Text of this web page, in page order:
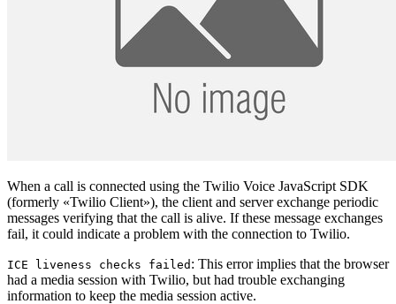
When a call is connected using the Twilio Voice JavaScript SDK
(formerly «Twilio Client»), the client and server exchange periodic
messages verifying that the call is alive. If these message exchanges
fail, it could indicate a problem with the connection to Twilio.
ICE liveness checks failed : This error implies that the browser
had a media session with Twilio, but had trouble exchanging
information to keep the media session active.